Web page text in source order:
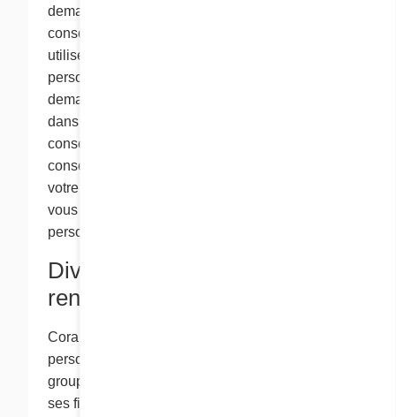
demanderons de nous transmettre votre
consentement explicite si nous devons recueillir,
utiliser ou divulguer vos renseignements
personnels. Normalement, nous vous
demandons votre consentement par écrit mais,
dans certains cas, nous pouvons accepter votre
consentement verbal. Parfois, votre
consentement peut être déduit implicitement de
votre comportement avec nous, comme lorsque
vous nous fournissez vos renseignements
personnels sur notre site Web.
Divulgation des
renseignements personnels
Cora peut partager vos renseignements
personnels au sein même du groupe Cora. Le
groupe Cora comprend Cora, ses franchisés,
ses filiales et ses sociétés affiliées. Toute